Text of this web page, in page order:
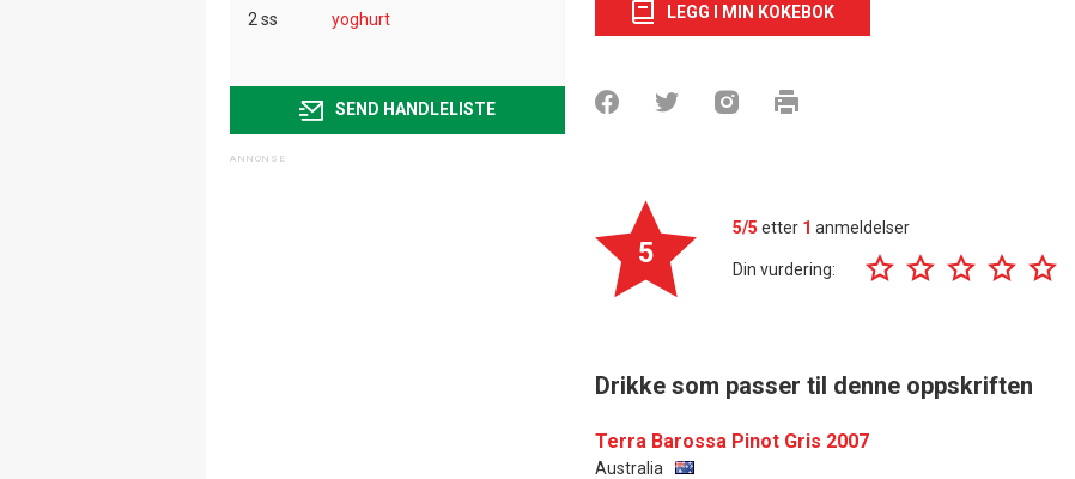
2 ss
yoghurt
SEND HANDLELISTE
LEGG I MIN KOKEBOK
5
5/5 etter 1 anmeldelser
Din vurdering:
Drikke som passer til denne oppskriften
Terra Barossa Pinot Gris 2007
Australia